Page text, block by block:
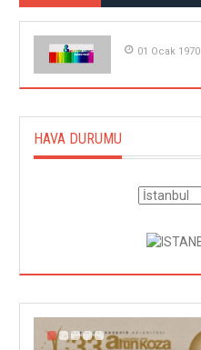
01 Ocak 1970
HAVA DURUMU